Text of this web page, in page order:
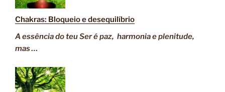
Chakras: Bloqueio e desequilíbrio
A essência do teu Ser é paz, harmonia e plenitude,
mas …